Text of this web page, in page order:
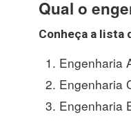
Qual o
Conheça a lista
Engenharia
Engenharia
Engenharia